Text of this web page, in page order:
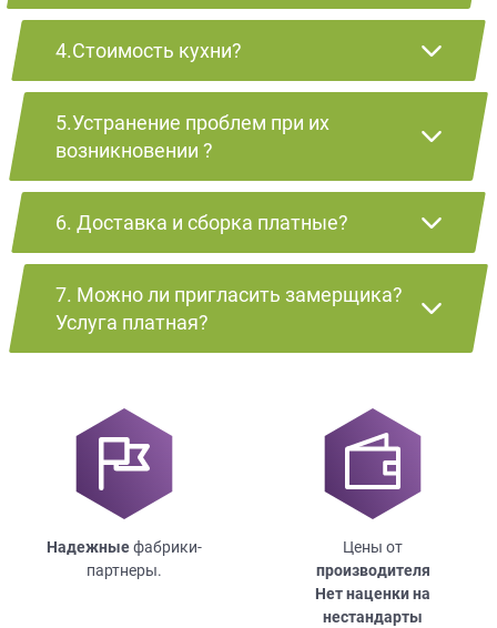
4.Стоимость кухни?
5.Устранение проблем при их
возникновении ?
6. Доставка и сборка платные?
7. Можно ли пригласить замерщика?
Услуга платная?
Надежныефабрики-
партнеры.
Цены от
производителя
Нет наценки на
нестандарты